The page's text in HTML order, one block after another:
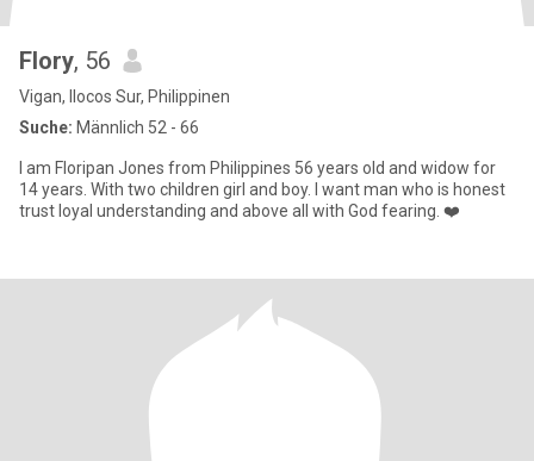
Flory, 56
Vigan, Ilocos Sur, Philippinen
Suche: Männlich 52 - 66
I am Floripan Jones from Philippines 56 years old and widow for
14 years. With two children girl and boy. I want man who is honest
trust loyal understanding and above all with God fearing. ❤️